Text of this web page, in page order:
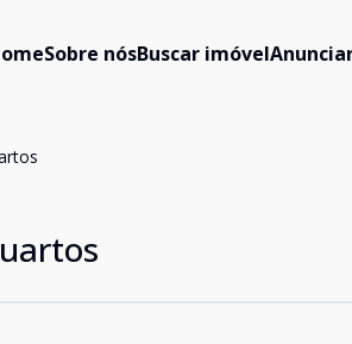
Sobre nósBuscar imóvel